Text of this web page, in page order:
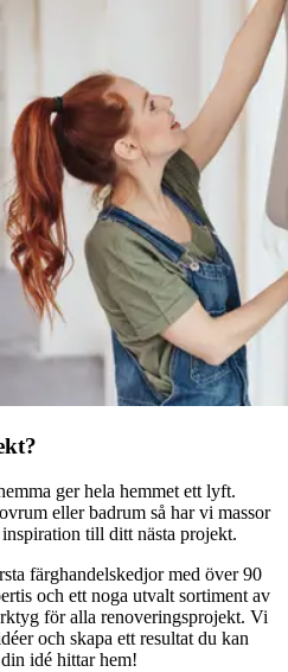
ger hela hemmet ett lyft.
eller badrum så har vi massor
till ditt nästa projekt.
färghandelskedjor med över 90
och ett noga utvalt sortiment av
för alla renoveringsprojekt. Vi
och skapa ett resultat du kan
idé hittar hem!